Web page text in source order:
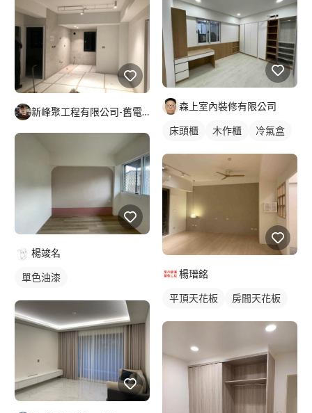
新峰聚工程有限公司-舊電線抽換-燈具安裝-
楊竣名
單色油漆
森上室內裝修有限公司
床頭櫃 木作櫃 冷氣盒
楊瑨銘
平頂天花板 房間天花板